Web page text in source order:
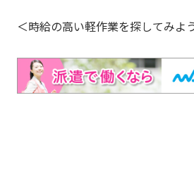
＜時給の高い軽作業を探してみよう